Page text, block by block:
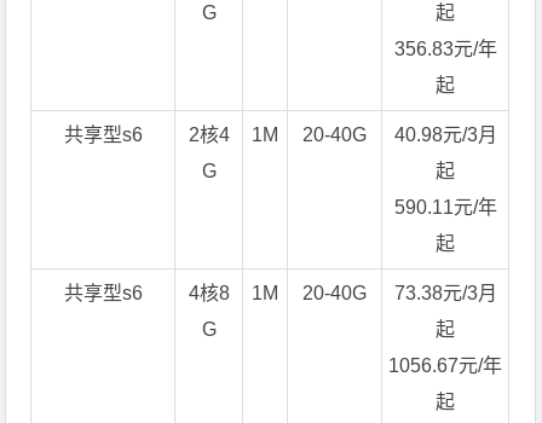
G
起
356.83元/年
起
共享型s6
2核4
G
1M 20-40G
40.98元/3月
起
590.11元/年
起
共享型s6
4核8
G
1M 20-40G
73.38元/3月
起
1056.67元/年
起